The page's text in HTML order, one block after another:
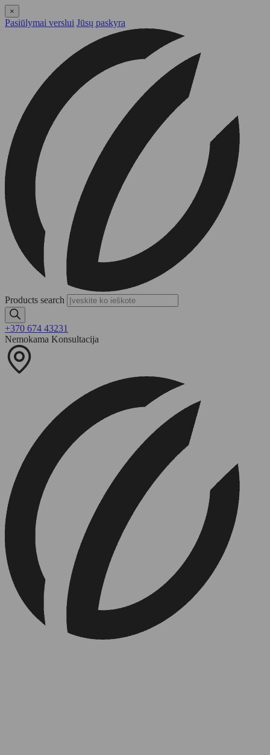
×
Pasiūlymai verslui Jūsų paskyra
Products search
+370 674 43231
Nemokama Konsultacija